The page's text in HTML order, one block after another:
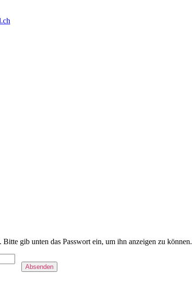
gib unten das Passwort ein, um ihn anzeigen zu können.